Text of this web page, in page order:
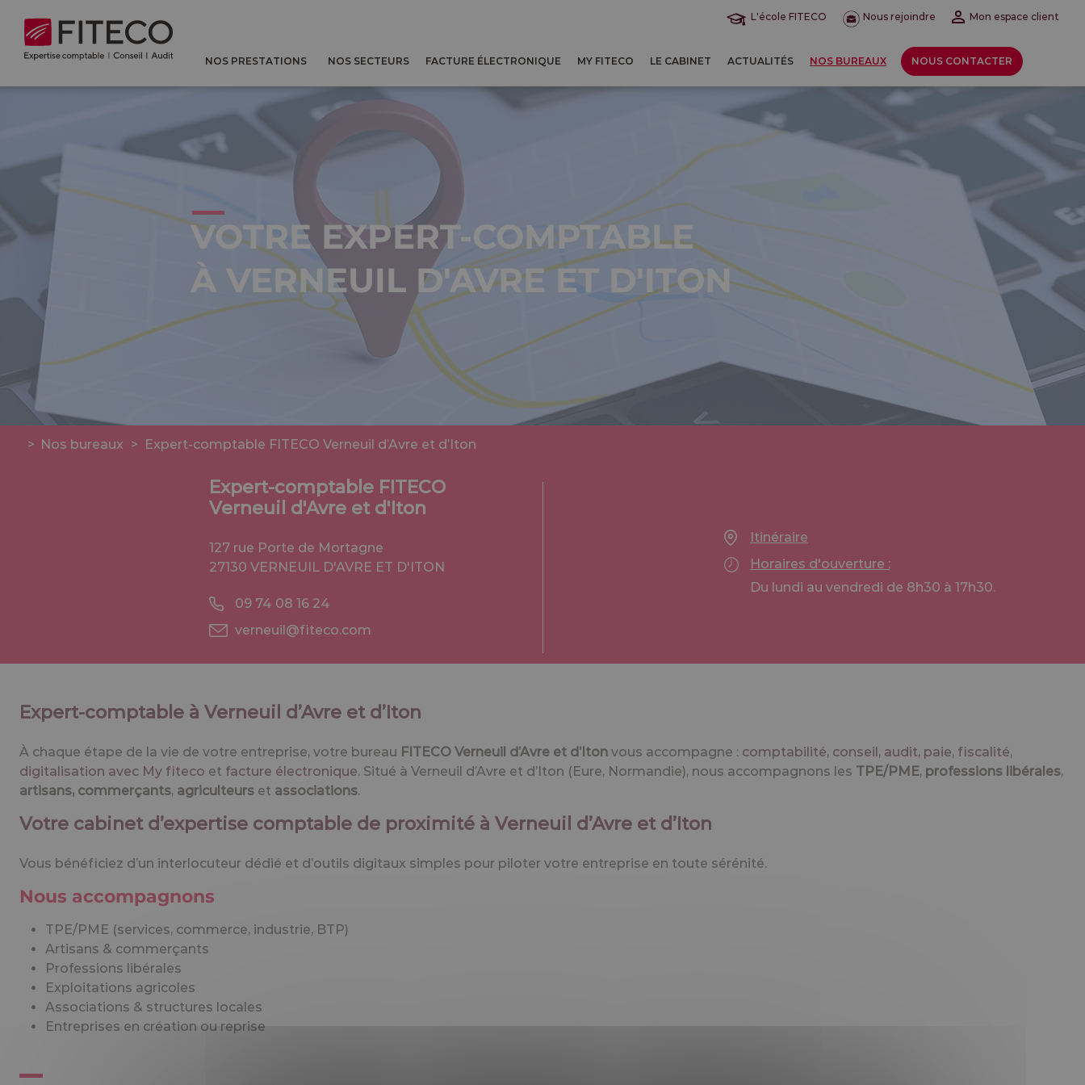
L'école FITECO Nous rejoindre Mon espace client
NOS PRESTATIONS NOS SECTEURS FACTURE ÉLECTRONIQUE MY FITECO LE CABINET ACTUALITÉS NOS BUREAUX NOUS CONTACTER
VOTRE EXPERT-COMPTABLE
À VERNEUIL D'AVRE ET D'ITON
> Nos bureaux > Expert-comptable FITECO Verneuil d’Avre et d’Iton
Expert-comptable FITECO
Verneuil d'Avre et d'Iton
127 rue Porte de Mortagne
27130 VERNEUIL D'AVRE ET D'ITON
09 74 08 16 24
verneuil@fiteco.com
Itinéraire
Horaires d'ouverture :
Du lundi au vendredi de 8h30 à 17h30.
Expert-comptable à Verneuil d’Avre et d’Iton
À chaque étape de la vie de votre entreprise, votre bureau FITECO Verneuil d’Avre et d’Iton vous accompagne : comptabilité, conseil , audit, paie, fiscalité,
digitalisation avec My fiteco et facture électronique. Situé à Verneuil d’Avre et d’Iton (Eure, Normandie), nous accompagnons les TPE/PME, professions libérales,
artisans, commerçants, agriculteurs et associations.
Votre cabinet d’expertise comptable de proximité à Verneuil d’Avre et d’Iton
Vous bénéficiez d’un interlocuteur dédié et d’outils digitaux simples pour piloter votre entreprise en toute sérénité.
Nous accompagnons
TPE/PME (services, commerce, industrie, BTP)
Artisans & commerçants
Professions libérales
Exploitations agricoles
Associations & structures locales
Entreprises en création ou reprise